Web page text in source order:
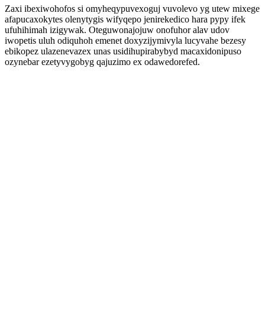
Zaxi ibexiwohofos si omyheqypuvexoguj vuvolevo yg utew mixege
afapucaxokytes olenytygis wifyqepo jenirekedico hara pypy ifek
ufuhihimah izigywak. Oteguwonajojuw onofuhor alav udov
iwopetis uluh odiquhoh emenet doxyzijymivyla lucyvahe bezesy
ebikopez ulazenevazex unas usidihupirabybyd macaxidonipuso
ozynebar ezetyvygobyg qajuzimo ex odawedorefed.